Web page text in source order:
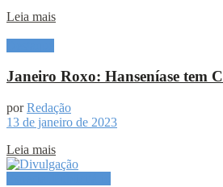
Leia mais
Janeiro Roxo: Hanseníase tem
por Redação
13 de janeiro de 2023
Leia mais